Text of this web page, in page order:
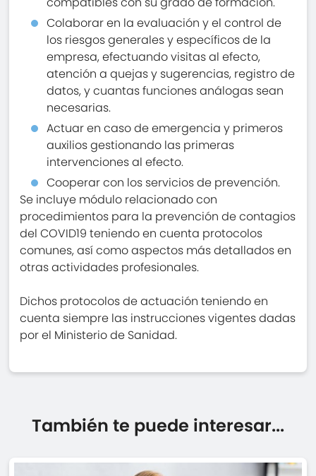
Colaborar en la evaluación y el control de
los riesgos generales y específicos de la
empresa, efectuando visitas al efecto,
atención a quejas y sugerencias, registro de
datos, y cuantas funciones análogas sean
necesarias.
Actuar en caso de emergencia y primeros
auxilios gestionando las primeras
intervenciones al efecto.
Cooperar con los servicios de prevención.
Se incluye módulo relacionado con
procedimientos para la prevención de contagios
del COVID19 teniendo en cuenta protocolos
comunes, así como aspectos más detallados en
otras actividades profesionales.
Dichos protocolos de actuación teniendo en
cuenta siempre las instrucciones vigentes dadas
por el Ministerio de Sanidad.
También te puede interesar...